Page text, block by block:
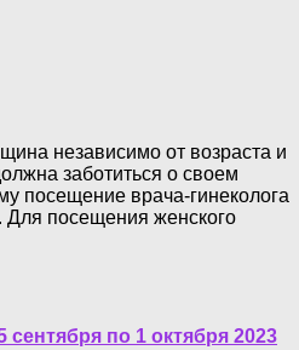
независимо от возраста и
заботиться о своем
посещение врача-гинеколога
посещения женского
сентября по 1 октября 2023